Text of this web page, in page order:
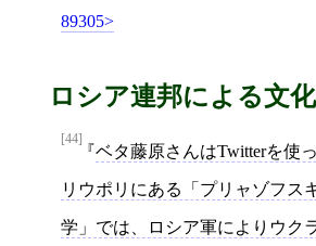
89305
ロシア連邦による文
[44]
ベタ藤原さんはTwitterを使
リウポリにある「プリャゾフス
学」では、ロシア軍によりウク